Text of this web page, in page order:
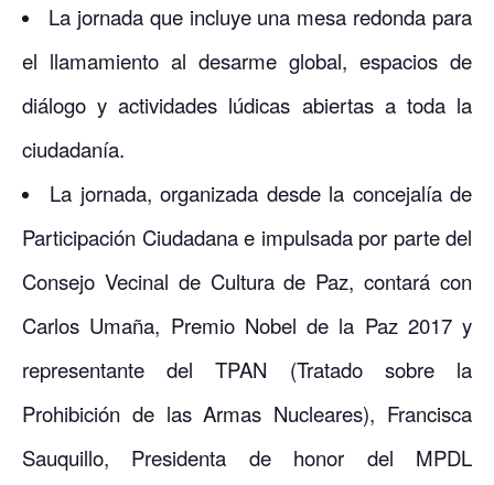
La jornada que incluye una mesa redonda para
el llamamiento al desarme global, espacios de
diálogo y actividades lúdicas abiertas a toda la
ciudadanía.
La jornada, organizada desde la concejalía de
Participación Ciudadana e impulsada por parte del
Consejo Vecinal de Cultura de Paz, contará con
Carlos Umaña, Premio Nobel de la Paz 2017 y
representante del TPAN (Tratado sobre la
Prohibición de las Armas Nucleares), Francisca
Sauquillo, Presidenta de honor del MPDL